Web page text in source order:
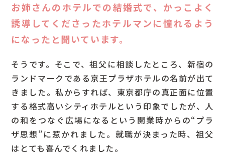
お姉さんのホテルでの結婚式で、かっこよく
誘導してくださったホテルマンに憧れるよう
になったと聞いています。
そうです。そこで、祖父に相談したところ、新宿の
ランドマークである京王プラザホテルの名前が出て
きました。私からすれば、東京都庁の真正面に位置
する格式高いシティホテルという印象でしたが、人
の和をつなぐ広場になるという開業時からの“プラ
ザ思想”に惹かれました。就職が決まった時、祖父
はとても喜んでくれました。